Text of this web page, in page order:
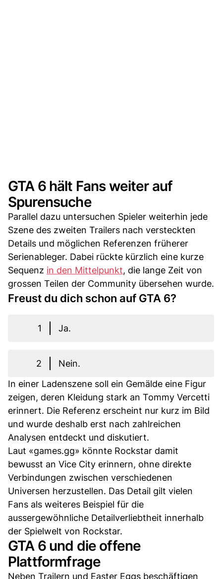
GTA 6 hält Fans weiter auf
Spurensuche
Parallel dazu untersuchen Spieler weiterhin jede
Szene des zweiten Trailers nach versteckten
Details und möglichen Referenzen früherer
Serienableger. Dabei rückte kürzlich eine kurze
Sequenz in den Mittelpunkt, die lange Zeit von
grossen Teilen der Community übersehen wurde.
Freust du dich schon auf GTA 6?
1 Ja.
2
Nein.
In einer Ladenszene soll ein Gemälde eine Figur
zeigen, deren Kleidung stark an Tommy Vercetti
erinnert. Die Referenz erscheint nur kurz im Bild
und wurde deshalb erst nach zahlreichen
Analysen entdeckt und diskutiert.
Laut «games.gg» könnte Rockstar damit
bewusst an Vice City erinnern, ohne direkte
Verbindungen zwischen verschiedenen
Universen herzustellen. Das Detail gilt vielen
Fans als weiteres Beispiel für die
aussergewöhnliche Detailverliebtheit innerhalb
der Spielwelt von Rockstar.
GTA 6 und die offene
Plattformfrage
Neben Trailern und Easter Eggs beschäftigen